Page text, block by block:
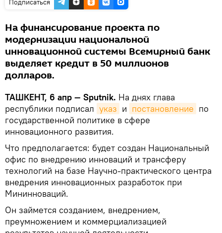
Подписаться
На финансирование проекта по
модернизации национальной
инновационной системы Всемирный банк
выделяет кредит в 50 миллионов
долларов.
ТАШКЕНТ, 6 апр — Sputnik. На днях глава
республики подписал указ и постановление по
государственной политике в сфере
инновационного развития.
Что предполагается: будет создан Национальный
офис по внедрению инноваций и трансферу
технологий на базе Научно-практического центра
внедрения инновационных разработок при
Мининноваций.
Он займется созданием, внедрением,
преумножением и коммерциализацией